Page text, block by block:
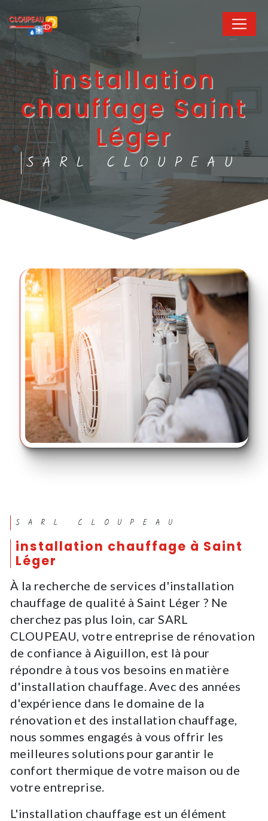
installation
chauffage Saint
Léger
SARL CLOUPEAU
SARL CLOUPEAU
installation chauffage à Saint
Léger
À la recherche de services d'installation
chauffage de qualité à Saint Léger ? Ne
cherchez pas plus loin, car SARL
CLOUPEAU, votre entreprise de rénovation
de confiance à Aiguillon, est là pour
répondre à tous vos besoins en matière
d'installation chauffage. Avec des années
d'expérience dans le domaine de la
rénovation et des installation chauffage,
nous sommes engagés à vous offrir les
meilleures solutions pour garantir le
confort thermique de votre maison ou de
votre entreprise.
L'installation chauffage est un élément
Panneau de gestion des cookies